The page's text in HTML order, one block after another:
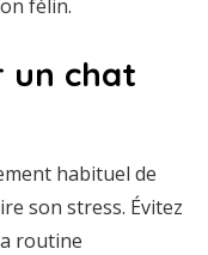
félin.
un chat
habituel de
son stress. Évitez
routine